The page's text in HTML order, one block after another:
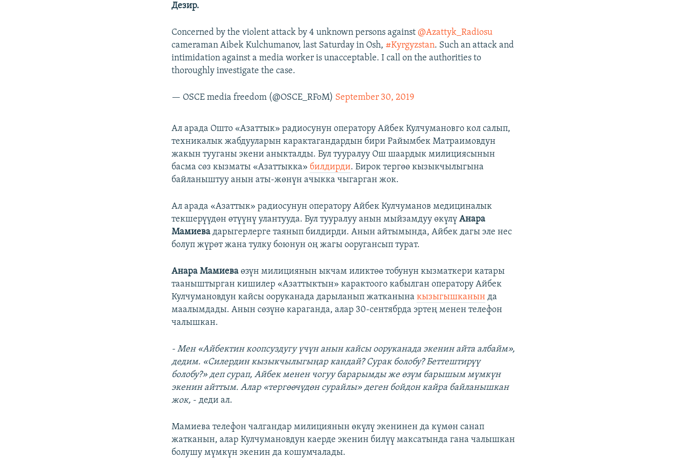
Дезир.
Concerned by the violent attack by 4 unknown persons against@Azattyk_Radiosu
cameraman Aibek Kulchumanov, last Saturday in Osh, #Kyrgyzstan. Such an attack and
intimidation against a media worker is unacceptable. I call on the authorities to
thoroughly investigate the case.
— OSCE media freedom (@OSCE_RFoM) September 30, 2019
Ал арада Ошто «Азаттык» радиосунун оператору Айбек Кулчумановго кол салып,
техникалык жабдууларын карактагандардын бири Райымбек Матраимовдун
жакын тууганы экени аныкталды. Бул тууралуу Ош шаардык милициясынын
басма сөз кызматы «Азаттыкка» билдирди. Бирок тергөө кызыкчылыгына
байланыштуу анын аты-жөнүн ачыкка чыгарган жок.
Ал арада «Азаттык» радиосунун оператору Айбек Кулчуманов медициналык
текшерүүдөн өтүүнү улантууда. Бул тууралуу анын мыйзамдуу өкүлүАнара
Мамиева дарыгерлерге таянып билдирди. Анын айтымында, Айбек дагы эле нес
болуп жүрөт жана тулку боюнун оң жагы ооругансып турат.
Анара Мамиева өзүн милициянын ыкчам иликтөө тобунун кызматкери катары
тааныштырган кишилер «Азаттыктын» карактоого кабылган оператору Айбек
Кулчумановдун кайсы ооруканада дарыланып жатканынакызыгышканын да
маалымдады. Анын сөзүнө караганда, алар 30-сентябрда эртең менен телефон
чалышкан.
- Мен «Айбектин коопсуздугу үчүн анын кайсы ооруканада экенин айта албайм»,
дедим. «Силердин кызыкчылыгыңар кандай? Сурак болобу? Беттештирүү
болобу?» деп сурап, Айбек менен чогуу барарымды же өзүм барышым мүмкүн
экенин айттым. Алар «тергөөчүдөн сурайлы» деген бойдон кайра байланышкан
жок, - деди ал.
Мамиева телефон чалгандар милициянын өкүлү экенинен да күмөн санап
жатканын, алар Кулчумановдун каерде экенин билүү максатында гана чалышкан
болушу мүмкүн экенин да кошумчалады.